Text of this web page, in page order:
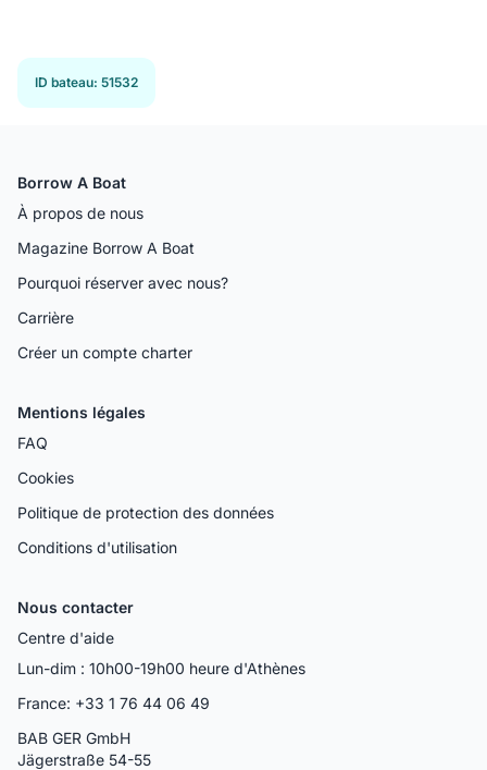
ID bateau: 51532
Borrow A Boat
À propos de nous
Magazine Borrow A Boat
Pourquoi réserver avec nous?
Carrière
Créer un compte charter
Mentions légales
FAQ
Cookies
Politique de protection des données
Conditions d'utilisation
Nous contacter
Centre d'aide
Lun-dim : 10h00-19h00 heure d'Athènes
France: +33 1 76 44 06 49
BAB GER GmbH
Jägerstraße 54-55